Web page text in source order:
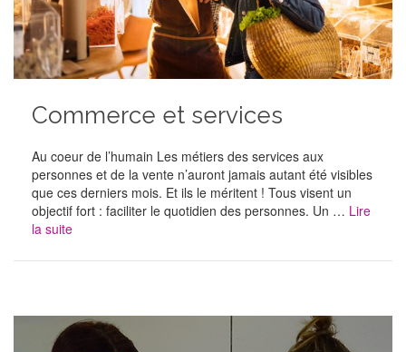
Commerce et services
Au coeur de l’humain Les métiers des services aux
personnes et de la vente n’auront jamais autant été visibles
que ces derniers mois. Et ils le méritent ! Tous visent un
objectif fort : faciliter le quotidien des personnes. Un … Lire
la suite